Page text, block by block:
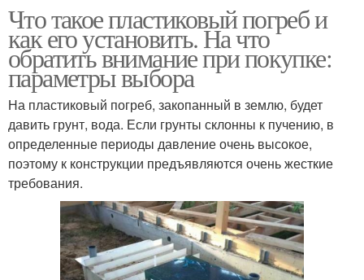
Что такое пластиковый погреб и
как его установить. На что
обратить внимание при покупке:
параметры выбора
На пластиковый погреб, закопанный в землю, будет
давить грунт, вода. Если грунты склонны к пучению, в
определенные периоды давление очень высокое,
поэтому к конструкции предъявляются очень жесткие
требования.